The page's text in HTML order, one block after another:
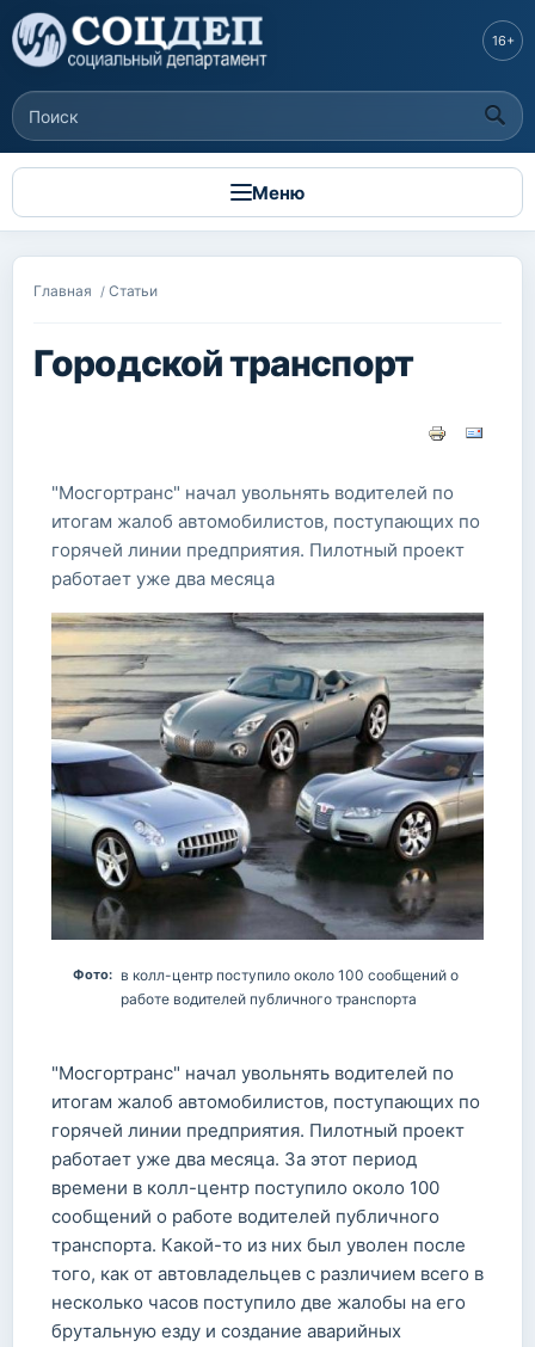
Перейти к
основному
содержанию
Форма поиска
Поиск
16+
Меню
Вы здесь
Главная / Статьи
Городской транспорт
"Мосгортранс" начал увольнять водителей по
итогам жалоб автомобилистов, поступающих по
горячей линии предприятия. Пилотный проект
работает уже два месяца
Фото: в колл-центр поступило около 100 сообщений о
работе водителей публичного транспорта
"Мосгортранс" начал увольнять водителей по
итогам жалоб автомобилистов, поступающих по
горячей линии предприятия. Пилотный проект
работает уже два месяца. За этот период
времени в колл-центр поступило около 100
сообщений о работе водителей публичного
транспорта. Какой-то из них был уволен после
того, как от автовладельцев с различием всего в
несколько часов поступило две жалобы на его
брутальную езду и создание аварийных